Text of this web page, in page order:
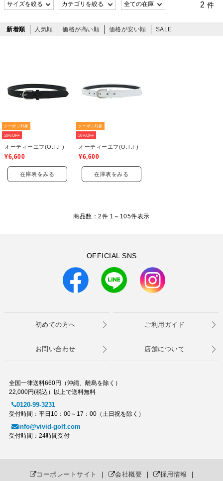
2 件
新着順 人気順 価格が高い順 価格が安い順 SALE
クーポン対象
50%OFF
オーティーエフ(O.T.F)
¥6,600
在庫表をみる
クーポン対象
50%OFF
オーティーエフ(O.T.F)
¥6,600
在庫表をみる
商品数：2件 1～ 105件表示
OFFICIAL SNS
初めての方へ ご利用ガイド
お問い合わせ 店舗について
全国一律送料660円（沖縄、離島を除く）
22,000円(税込）以上で送料無料
0120-99-3231
受付時間：平日10：00～17：00（土日祝を除く）
info@vivid-golf.com
受付時間：24時間受付
コーポレートサイト ｜ 会社概要 ｜ 採用情報 ｜